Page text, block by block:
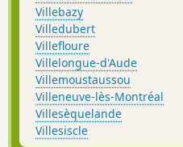
Villebazy
Villedubert
Villefloure
Villelongue-d'Aude
Villemoustaussou
Villeneuve-lès-Montréal
Villesèquelande
Villesiscle